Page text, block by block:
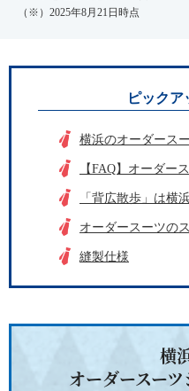
（※）2025年8月21日時点
ピックア
横浜のオーダース
【FAQ】オーダー
「背広散歩」は横
オーダースーツの
縫製仕様
横
オーダースー